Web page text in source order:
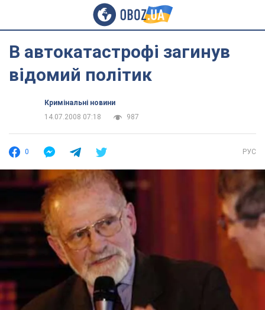
В автокатастрофі загинув
відомий політик
Кримінальні новини
14.07.2008 07:18
987
0 РУС